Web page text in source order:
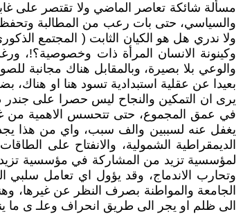
مسألة شائكة تعاصر الماضي ولا تقتصر على
والسياسي، حتى بات رعب من المطالبة وتحفظ
ولا ندري هل هو الكيان الثابت ( المجتمع
وكينونة الانسان المرأة ذات وخصوصية؟!،
والوعي بلا بصيرة، وبالمقابل هناك مجانبة
بعيدا عن عقلية استبدادية تسود هنا او
يرى ان التمكين والنجاح ليس حصرا على جندر
في عمق المجموع، حتى تتحسس الاهمية من
يغفل عنه لسببين والف سبب، واي من هذا
الديمقراطية الشمولية، والانفتاح على
لمؤسسية تزيد من المشاركة في مؤسسية تزيد
وتحارب الاندماج، وقد يؤول اي تعامل سلبي
الجامعة والمواطنة بصرف النظر عن غيرها،
الى ظلم او يجر الى طريق انحراف وعلـ ى ما